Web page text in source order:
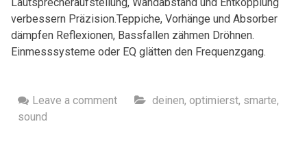
verbessern Präzision.Teppiche, Vorhänge ‌und Absorber
dämpfen ⁣Reflexionen, Bassfallen zähmen Dröhnen.
Einmesssysteme oder ‍EQ glätten‌ den Frequenzgang.
Leave a comment deinen, optimierst, smarte,
sound